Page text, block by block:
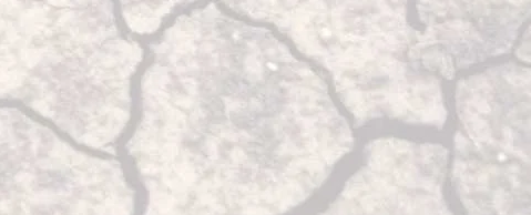
verwenden.